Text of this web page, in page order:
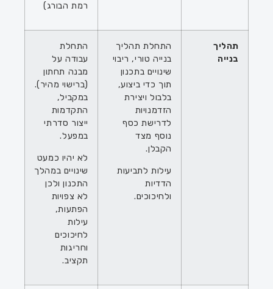
רמת הבורג)
תהליך
בנייה
התחלת תהליך
בנייה טורי, ריבוי
שינויים בתכנון
תוך כדי ביצוע,
בלבול ויצירת
הזדמנויות
לדרישת כסף
נוסף מצד
הקבלן.
עילות לתביעות
הדדיות
ולחיכוכים.
התחלת
עבודה על
מבנה תחתון
(ברישוי מהיר).
במקביל,
התקדמות
ייצור סדרתי
במפעל.
לא יהיו כמעט
שינויים במהלך
התכנון ולכן
לא צפויות
הפתעות,
עילות
לחיכוכים
וחריגות
תקציב.